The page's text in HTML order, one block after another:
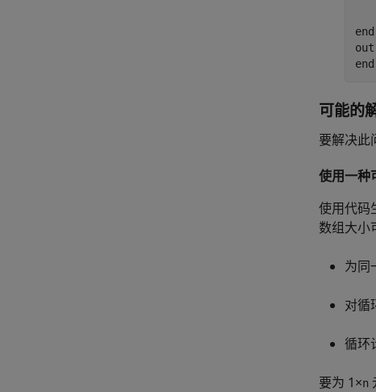
end
end
可能的
要解决此
使用一种
使用代码
数组大小
为同
对循
循环
要为 1×n